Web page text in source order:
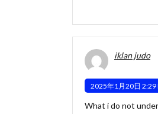
iklan judo
2025年1月20日 2:29
What i do not